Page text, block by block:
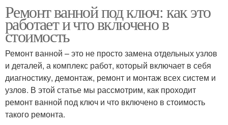
Ремонт ванной под ключ: как это
работает и что включено в
стоимость
Ремонт ванной – это не просто замена отдельных узлов
и деталей, а комплекс работ, который включает в себя
диагностику, демонтаж, ремонт и монтаж всех систем и
узлов. В этой статье мы рассмотрим, как проходит
ремонт ванной под ключ и что включено в стоимость
такого ремонта.